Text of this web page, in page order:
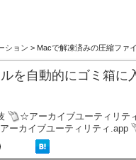
ション > Macで解凍済みの圧縮ファ
を自動的にゴミ箱に
☆アーカイブユーティリテ
アーカイブユーティリティ.app